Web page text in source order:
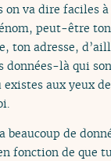
on va dire faciles
peut-être
ton adresse,
données-là qui
existes aux yeux
beaucoup de
fonction de que